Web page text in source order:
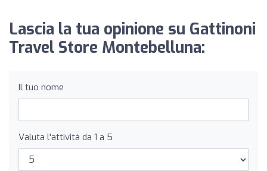
Lascia la tua opinione su Gattinoni
Travel Store Montebelluna:
Il tuo nome
Valuta l'attività da 1 a 5